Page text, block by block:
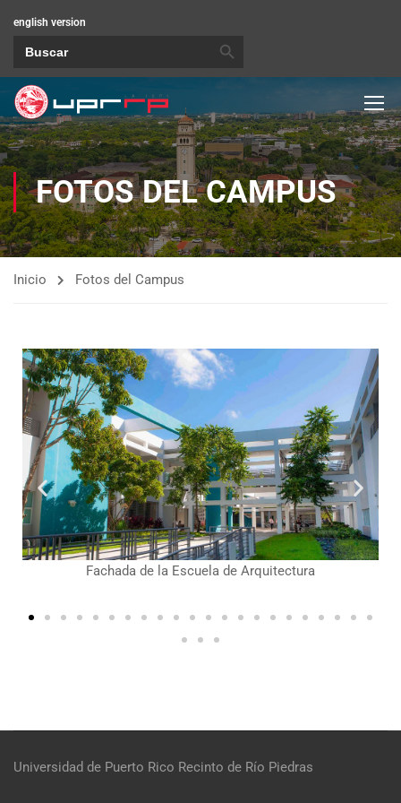
english version
FOTOS DEL CAMPUS
Inicio Fotos del Campus
Fachada de la Escuela de Arquitectura
Universidad de Puerto Rico Recinto de Río Piedras